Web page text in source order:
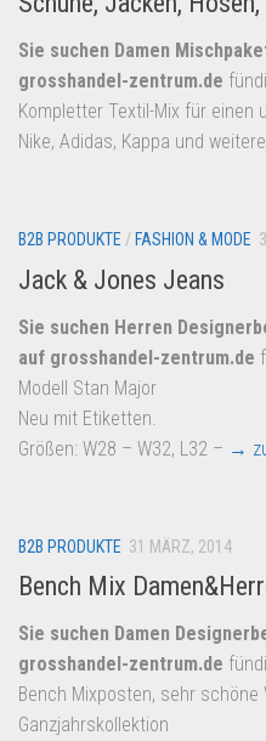
Sie suchen Damen
grosshandel-zentrum.de
Kompletter Textil-Mix für einen
Nike, Adidas, Kappa und
B2B PRODUKTE/ FASHION & MODE
Jack & Jones Jeans
Sie suchen Herren
auf grosshandel-zentrum.de
Modell Stan Major
Neu mit Etiketten.
Größen: W28 – W32, L32 – →
B2B PRODUKTE 31 MÄRZ, 2014
Bench Mix
Sie suchen Damen
grosshandel-zentrum.de
Bench Mixposten, sehr schöne
Ganzjahrskollektion